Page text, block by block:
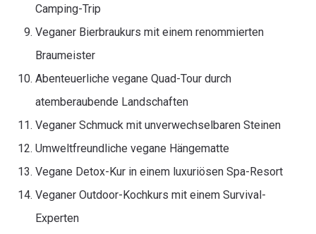
Camping-Trip
Veganer Bierbraukurs mit einem renommierten
Braumeister
Abenteuerliche vegane Quad-Tour durch
atemberaubende Landschaften
Veganer Schmuck mit unverwechselbaren Steinen
Umweltfreundliche vegane Hängematte
Vegane Detox-Kur in einem luxuriösen Spa-Resort
Veganer Outdoor-Kochkurs mit einem Survival-
Experten